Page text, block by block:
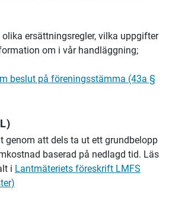
ersättningsregler, vilka uppgifter
om i vår handläggning;
beslut på föreningsstämma (43a §
genom att dels ta ut ett grundbelopp
baserad på nedlagd tid. Läs
i Lantmäteriets föreskrift LMFS